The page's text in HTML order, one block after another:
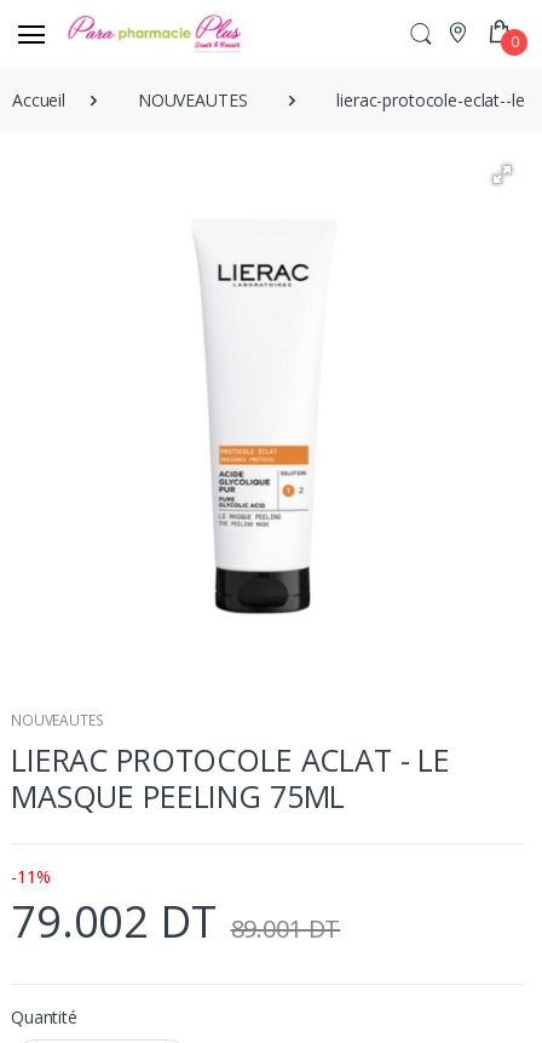
0
Accueil NOUVEAUTES lierac-protocole-eclat--le-
NOUVEAUTES
LIERAC PROTOCOLE ACLAT - LE
MASQUE PEELING 75ML
-11%
79.002 DT 89.001 DT
Quantité